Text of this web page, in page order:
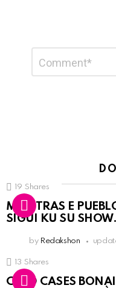
Reply
19 Shares
MIENTRAS E
SIGUI KU SU SHOW.
by Redakshon
13 Shares
COLD CASES